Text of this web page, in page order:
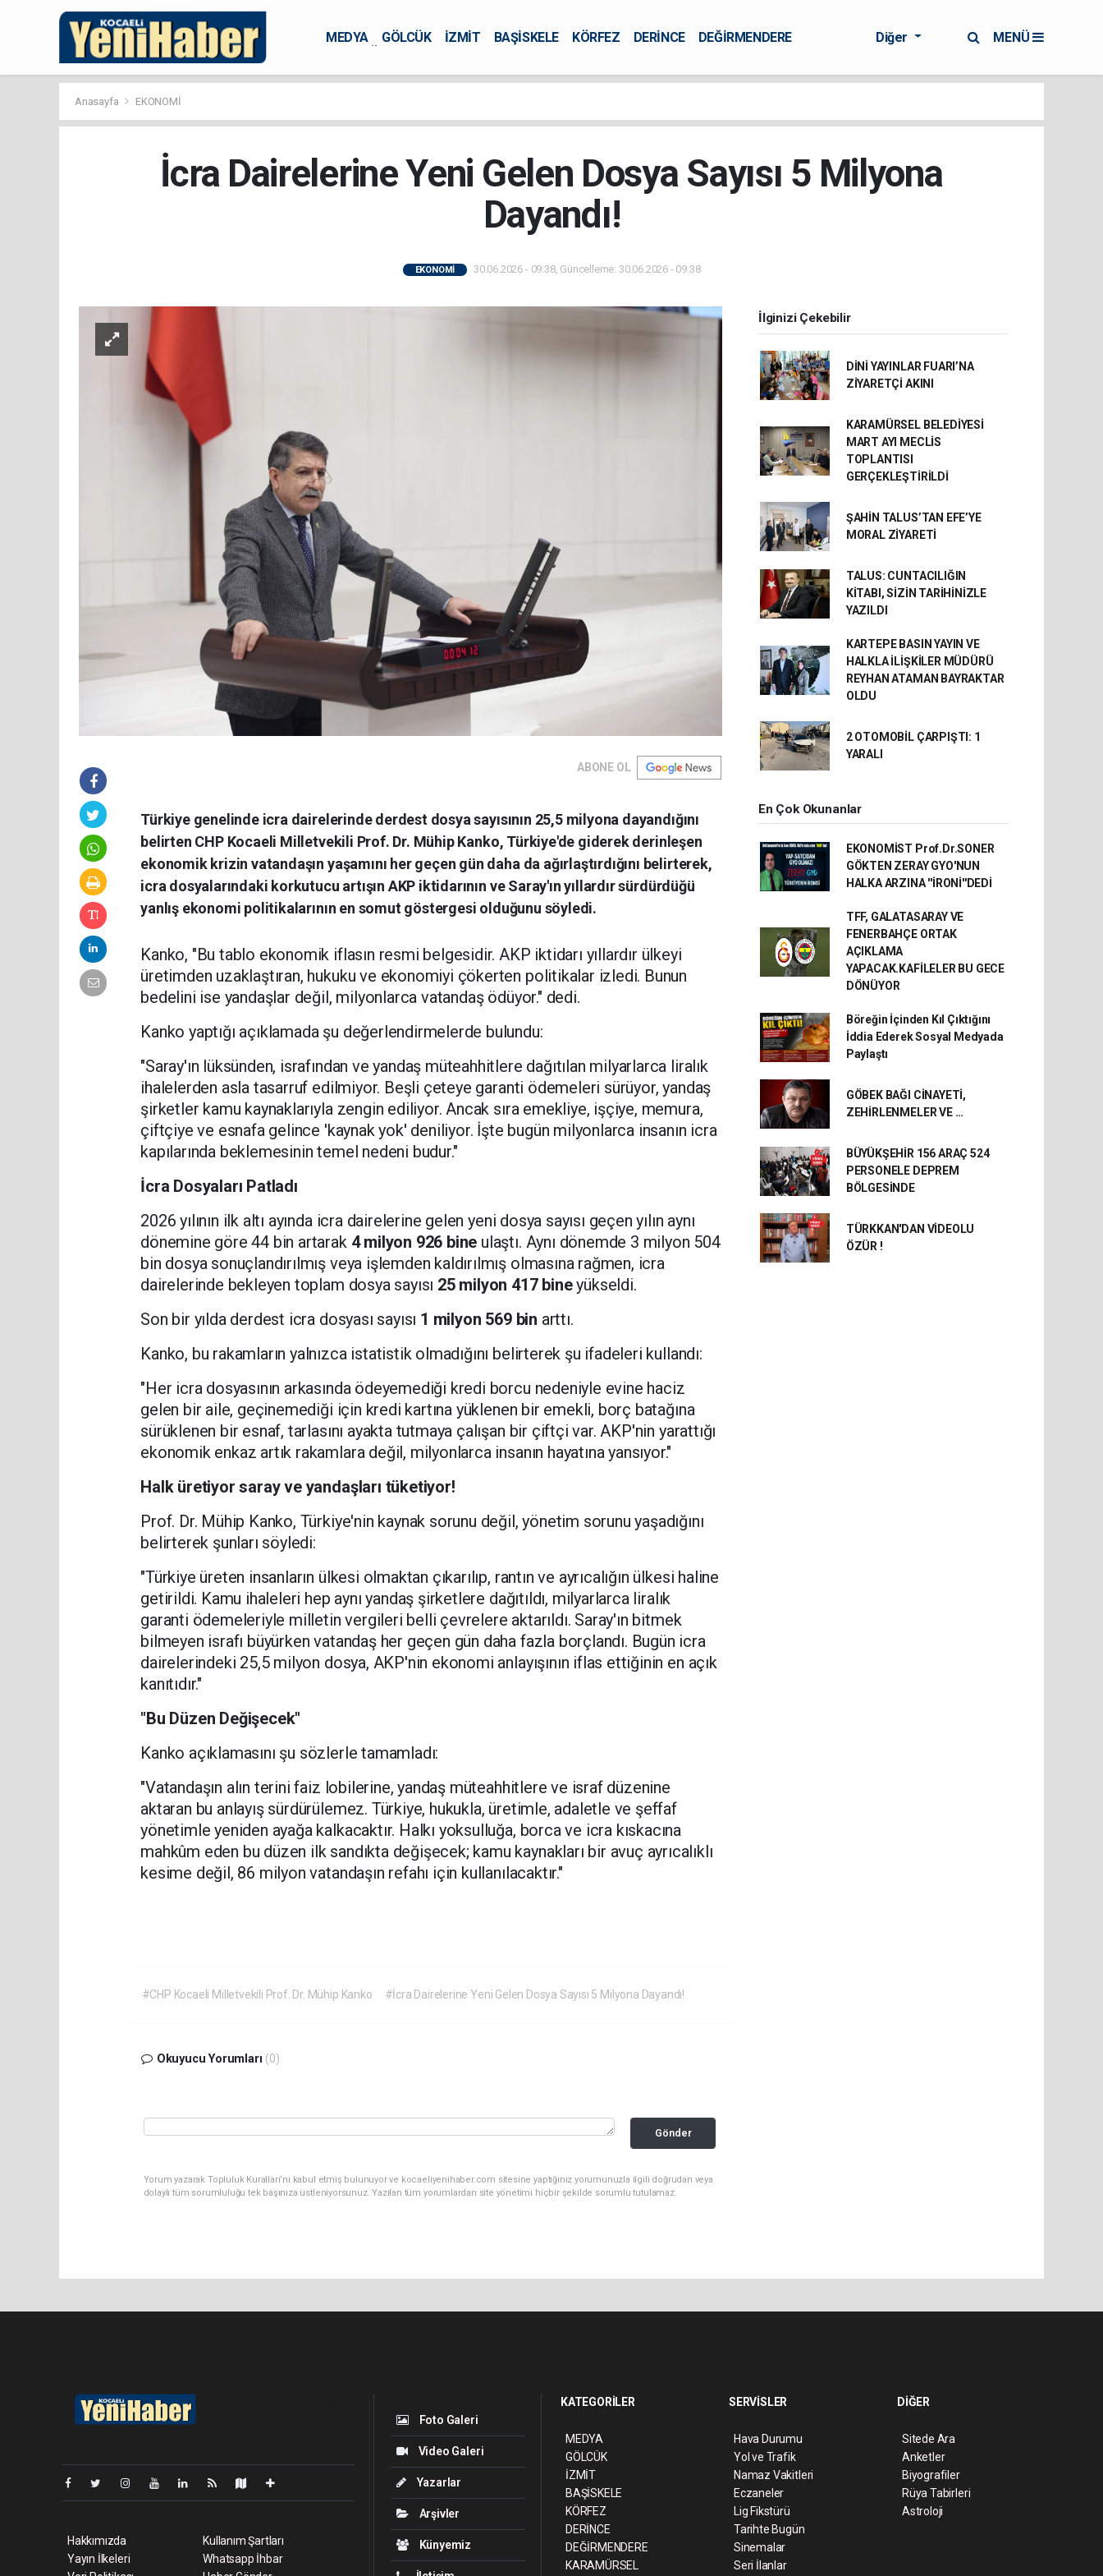
MEDYA GÖLCÜK İZMİT BAŞİSKELE KÖRFEZ DERİNCE
DEĞİRMENDERE
Diğer MENÜ
Anasayfa EKONOMİ
İcra Dairelerine Yeni Gelen Dosya Sayısı 5 Milyona
Dayandı!
EKONOMİ 30.06.2026 - 09:38, Güncelleme: 30.06.2026 - 09:38
ABONE OL
Türkiye genelinde icra dairelerinde derdest dosya sayısının 25,5 milyona dayandığını
belirten CHP Kocaeli Milletvekili Prof. Dr. Mühip Kanko, Türkiye'de giderek derinleşen
ekonomik krizin vatandaşın yaşamını her geçen gün daha da ağırlaştırdığını belirterek,
icra dosyalarındaki korkutucu artışın AKP iktidarının ve Saray'ın yıllardır sürdürdüğü
yanlış ekonomi politikalarının en somut göstergesi olduğunu söyledi.
Kanko, "Bu tablo ekonomik iflasın resmi belgesidir. AKP iktidarı yıllardır ülkeyi
üretimden uzaklaştıran, hukuku ve ekonomiyi çökerten politikalar izledi. Bunun
bedelini ise yandaşlar değil, milyonlarca vatandaş ödüyor." dedi.
Kanko yaptığı açıklamada şu değerlendirmelerde bulundu:
"Saray'ın lüksünden, israfından ve yandaş müteahhitlere dağıtılan milyarlarca liralık
ihalelerden asla tasarruf edilmiyor. Beşli çeteye garanti ödemeleri sürüyor, yandaş
şirketler kamu kaynaklarıyla zengin ediliyor. Ancak sıra emekliye, işçiye, memura,
çiftçiye ve esnafa gelince 'kaynak yok' deniliyor. İşte bugün milyonlarca insanın icra
kapılarında beklemesinin temel nedeni budur."
İcra Dosyaları Patladı
2026 yılının ilk altı ayında icra dairelerine gelen yeni dosya sayısı geçen yılın aynı
dönemine göre 44 bin artarak 4 milyon 926 bine ulaştı. Aynı dönemde 3 milyon 504
bin dosya sonuçlandırılmış veya işlemden kaldırılmış olmasına rağmen, icra
dairelerinde bekleyen toplam dosya sayısı 25 milyon 417 bineyükseldi.
Son bir yılda derdest icra dosyası sayısı 1 milyon 569 bin arttı.
Kanko, bu rakamların yalnızca istatistik olmadığını belirterek şu ifadeleri kullandı:
"Her icra dosyasının arkasında ödeyemediği kredi borcu nedeniyle evine haciz
gelen bir aile, geçinemediği için kredi kartına yüklenen bir emekli, borç batağına
sürüklenen bir esnaf, tarlasını ayakta tutmaya çalışan bir çiftçi var. AKP'nin yarattığı
ekonomik enkaz artık rakamlara değil, milyonlarca insanın hayatına yansıyor."
Halk üretiyor saray ve yandaşları tüketiyor!
Prof. Dr. Mühip Kanko, Türkiye'nin kaynak sorunu değil, yönetim sorunu yaşadığını
belirterek şunları söyledi:
"Türkiye üreten insanların ülkesi olmaktan çıkarılıp, rantın ve ayrıcalığın ülkesi haline
getirildi. Kamu ihaleleri hep aynı yandaş şirketlere dağıtıldı, milyarlarca liralık
garanti ödemeleriyle milletin vergileri belli çevrelere aktarıldı. Saray'ın bitmek
bilmeyen israfı büyürken vatandaş her geçen gün daha fazla borçlandı. Bugün icra
dairelerindeki 25,5 milyon dosya, AKP'nin ekonomi anlayışının iflas ettiğinin en açık
kanıtıdır."
"Bu Düzen Değişecek"
Kanko açıklamasını şu sözlerle tamamladı:
"Vatandaşın alın terini faiz lobilerine, yandaş müteahhitlere ve israf düzenine
aktaran bu anlayış sürdürülemez. Türkiye, hukukla, üretimle, adaletle ve şeffaf
yönetimle yeniden ayağa kalkacaktır. Halkı yoksulluğa, borca ve icra kıskacına
mahkûm eden bu düzen ilk sandıkta değişecek; kamu kaynakları bir avuç ayrıcalıklı
kesime değil, 86 milyon vatandaşın refahı için kullanılacaktır."
#CHP Kocaeli Milletvekili Prof. Dr. Mühip Kanko #İcra Dairelerine Yeni Gelen Dosya Sayısı 5 Milyona Dayandı!
Okuyucu Yorumları (0)
Gönder
Yorum yazarak Topluluk Kuralları’nı kabul etmiş bulunuyor ve kocaeliyenihaber.com sitesine yaptığınız yorumunuzla ilgili doğrudan veya
dolaylı tüm sorumluluğu tek başınıza üstleniyorsunuz. Yazılan tüm yorumlardan site yönetimi hiçbir şekilde sorumlu tutulamaz.
İlginizi Çekebilir
DİNİ YAYINLAR FUARI’NA
ZİYARETÇİ AKINI
KARAMÜRSEL BELEDİYESİ
MART AYI MECLİS
TOPLANTISI
GERÇEKLEŞTİRİLDİ
ŞAHİN TALUS’TAN EFE’YE
MORAL ZİYARETİ
TALUS: CUNTACILIĞIN
KİTABI, SİZİN TARİHİNİZLE
YAZILDI
KARTEPE BASIN YAYIN VE
HALKLA İLİŞKİLER MÜDÜRÜ
REYHAN ATAMAN BAYRAKTAR
OLDU
2 OTOMOBİL ÇARPIŞTI: 1
YARALI
En Çok Okunanlar
EKONOMİST Prof.Dr.SONER
GÖKTEN ZERAY GYO'NUN
HALKA ARZINA ''İRONİ''DEDİ
TFF, GALATASARAY VE
FENERBAHÇE ORTAK
AÇIKLAMA
YAPACAK.KAFİLELER BU GECE
DÖNÜYOR
Böreğin İçinden Kıl Çıktığını
İddia Ederek Sosyal Medyada
Paylaştı
GÖBEK BAĞI CİNAYETİ,
ZEHİRLENMELER VE …
BÜYÜKŞEHİR 156 ARAÇ 524
PERSONELE DEPREM
BÖLGESİNDE
TÜRKKAN'DAN VİDEOLU
ÖZÜR !
Hakkımızda
Yayın İlkeleri
Kullanım Şartları
Whatsapp İhbar
Foto Galeri
Video Galeri
Yazarlar
Arşivler
Künyemiz
KATEGORİLER
MEDYA
GÖLCÜK
İZMİT
BAŞİSKELE
KÖRFEZ
DERİNCE
DEĞİRMENDERE
KARAMÜRSEL
SERVİSLER
Hava Durumu
Yol ve Trafik
Namaz Vakitleri
Eczaneler
Lig Fikstürü
Tarihte Bugün
Sinemalar
Seri İlanlar
DİĞER
Sitede Ara
Anketler
Biyografiler
Rüya Tabirleri
Astroloji